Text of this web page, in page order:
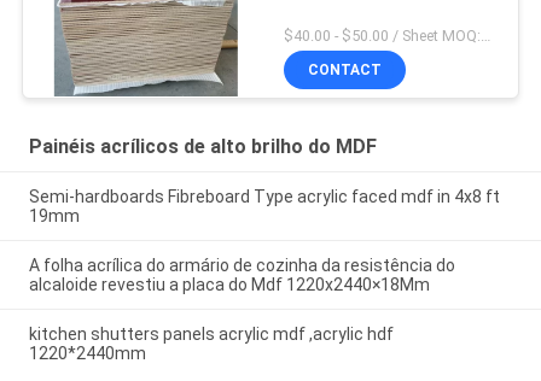
CONTACT
Painéis acrílicos de alto brilho do MDF
Semi-hardboards Fibreboard Type acrylic faced mdf in 4x8 ft
19mm
A folha acrílica do armário de cozinha da resistência do
alcaloide revestiu a placa do Mdf 1220x2440×18Mm
kitchen shutters panels acrylic mdf ,acrylic hdf
1220*2440mm